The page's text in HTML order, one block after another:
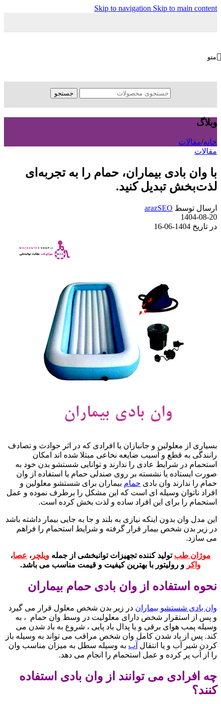
Skip to navigation Skip to main content
منو
جستجو
وبلاگ
خانه/مقالات
مقالات
با وان بادی بیماران، حمام را به تجربه‌ای
لذت‌بخش تبدیل کنید.
ارسال توسط arazSEO
1404-08-20
در تاریخ 1404-06-16
بسیاری از معلولین و جانبازان یا افرادی که در اثر حوادث و تصادف
رانندگی به قطع و آسیب ضایعه نخاعی مبتلا شده اند امکان
استحمام در شرایط عادی را ندارند و توانایی شستشو بدن خود به
صورت ایستاده یا نشسته بر روی صندلی حمام یا استفاده از وان
حمام را ندارند وان بادی حمام بیماران برای شستشو معلولین و
افراد ناتوان وسیله ای است که این مشکل را برطرف نموده و عمل
استحمام را برای این افراد ساده و لذت بخش کرده است.
این مدل وان بدون اینکه نیازی به بلند و جا به جایی بیمار داشته باشد
در زیر بدن شخص بیمار قرار گرفته و شرایط استحمام را فراهم
می سازد.
موژان طب تولید کننده تجهیزات توانبخشی از جمله ویلچر ، عصا،
واکر و رولیتور با بهترین کیفیت و قیمت مناسب می باشد.
نحوه استفاده از وان بادی حمام بیماران
وان بادی شستشو بیماران در زیر بدن شخص معلول قرار می گیرد
و پس از استقرار شخص دارای معلولیت در وسط وان حمام ، به
وسیله پمب هوای برقی و یا پدال باد پایی ، شروع به باد شدن می
کند. پس از باد شدن کامل وان شخص مراقب می تواند به وسیله باز
کردن شیر آب و یا انتقال آب به وسیله سطل به میزان مناسب وان
را از آب پر کرده و عمل استحمام را انجام می دهد.
چه افرادی می توانند از وان بادی استفاده
کنند؟